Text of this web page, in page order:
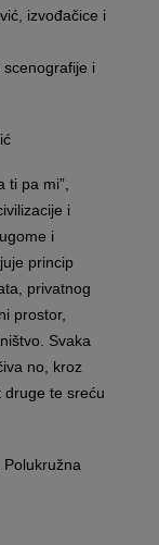
izvođačice i
i
ti pa mi”,
i
i
princip
privatnog
prostor,
Svaka
no, kroz
druge te sreću
Polukružna